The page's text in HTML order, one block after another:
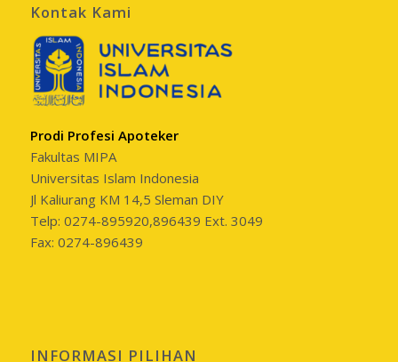
Kontak Kami
Prodi Profesi Apoteker
Fakultas MIPA
Universitas Islam Indonesia
Jl Kaliurang KM 14,5 Sleman DIY
Telp: 0274-895920,896439 Ext. 3049
Fax: 0274-896439
INFORMASI PILIHAN